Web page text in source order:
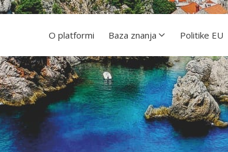
O platformi Baza znanja Politike EU